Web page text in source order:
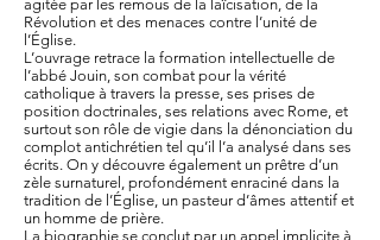
agitée par les remous de la laïcisation, de la
Révolution et des menaces contre l’unité de
l’Église.
L’ouvrage retrace la formation intellectuelle de
l’abbé Jouin, son combat pour la vérité
catholique à travers la presse, ses prises de
position doctrinales, ses relations avec Rome, et
surtout son rôle de vigie dans la dénonciation du
complot antichrétien tel qu’il l’a analysé dans ses
écrits. On y découvre également un prêtre d’un
zèle surnaturel, profondément enraciné dans la
tradition de l’Église, un pasteur d’âmes attentif et
un homme de prière.
La biographie se conclut par un appel implicite à